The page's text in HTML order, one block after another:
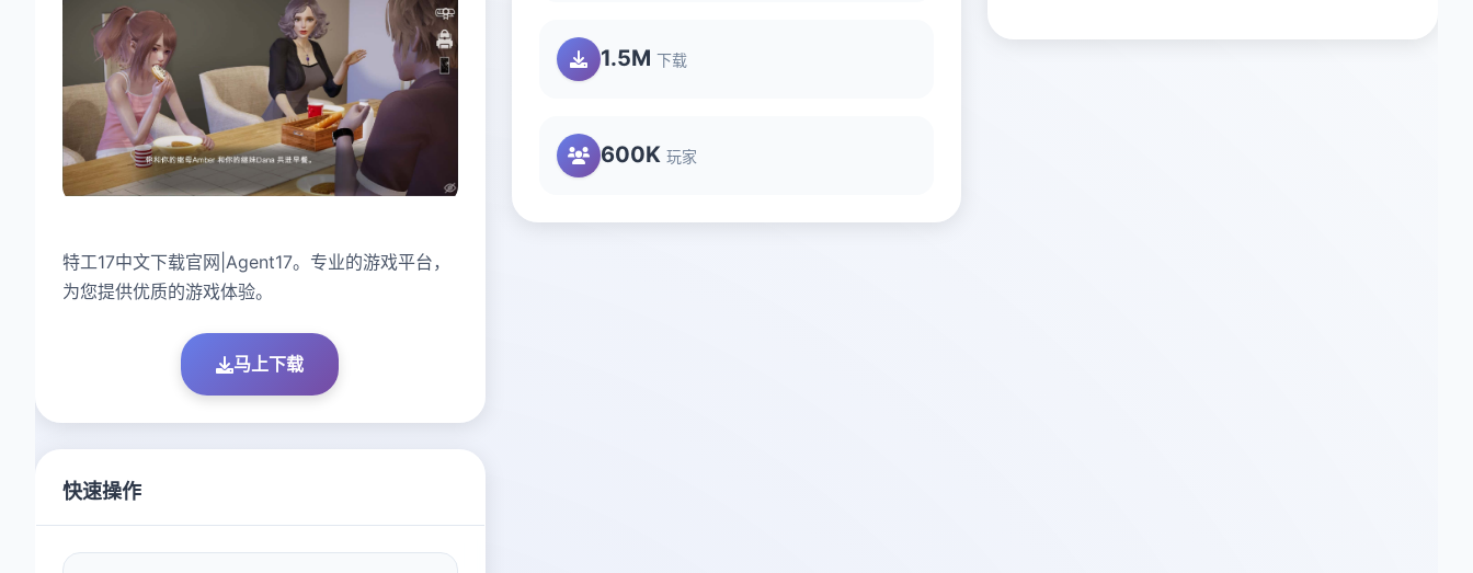
特工17中文下载官网|Agent17。专业的游戏平台，
为您提供优质的游戏体验。
马上下载
1.5M 下载
600K 玩家
快速操作